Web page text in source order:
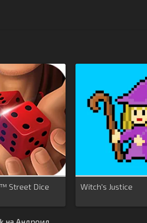
Street Dice Witch's Justice